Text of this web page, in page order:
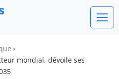
mondial, dévoile ses